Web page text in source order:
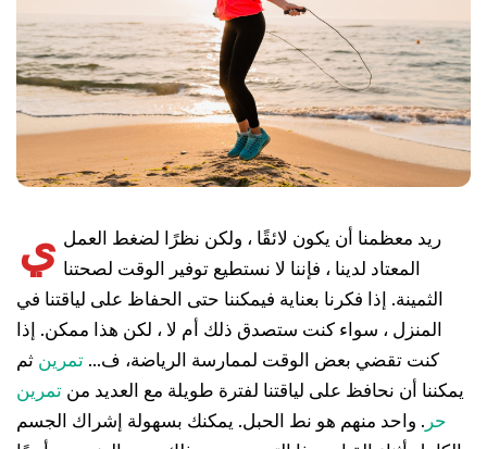
ي ريد معظمنا أن يكون لائقًا ، ولكن نظرًا لضغط العمل
المعتاد لدينا ، فإننا لا نستطيع توفير الوقت لصحتنا
الثمينة. إذا فكرنا بعناية فيمكننا حتى الحفاظ على لياقتنا في
المنزل ، سواء كنت ستصدق ذلك أم لا ، لكن هذا ممكن. إذا
كنت تقضي بعض الوقت لممارسة الرياضة، ف... تمرين ثم
يمكننا أن نحافظ على لياقتنا لفترة طويلة مع العديد من تمرين
حر . واحد منهم هو نط الحبل. يمكنك بسهولة إشراك الجسم